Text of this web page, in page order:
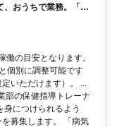
、おうちで業務。「も
平日の日中だけ」「夕
た時間調整が可能で
手応えのある収入
始めませんか？
の目安となります。
個別に調整可能です
いただけます）。 ...
部の保健指導トレーナ
につけられるよう
を募集します。 「病気